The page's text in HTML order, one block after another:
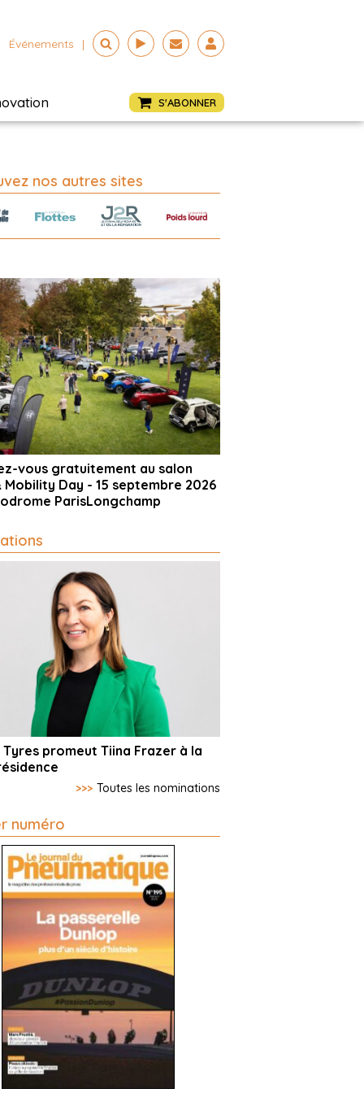
Événements |
S'ABONNER
nos autres sites
vous gratuitement au salon
Mobility Day - 15 septembre 2026
ParisLongchamp
Tyres promeut Tiina Frazer à la
>>> Toutes les nominations
numéro